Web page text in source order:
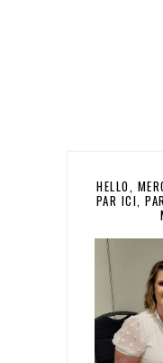
HELLO,
PAR ICI,